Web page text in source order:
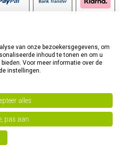
nopCommerce
Products. Alle rechten
van onze bezoekersgegevens, om
inhoud te tonen en om u
Voor meer informatie over de
instellingen.
alles
pas aan